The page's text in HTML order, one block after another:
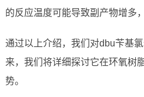
的反应温度可能导致副产物增多
通过以上介绍，我们对dbu苄基
来，我们将详细探讨它在环氧树
势。